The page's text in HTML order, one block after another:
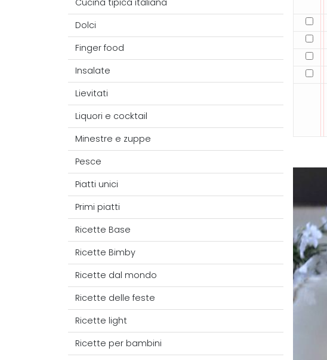
Cucina tipica italiana
Dolci
Finger food
Insalate
Lievitati
Liquori e cocktail
Minestre e zuppe
Pesce
Piatti unici
Primi piatti
Ricette Base
Ricette Bimby
Ricette dal mondo
Ricette delle feste
Ricette light
Ricette per bambini